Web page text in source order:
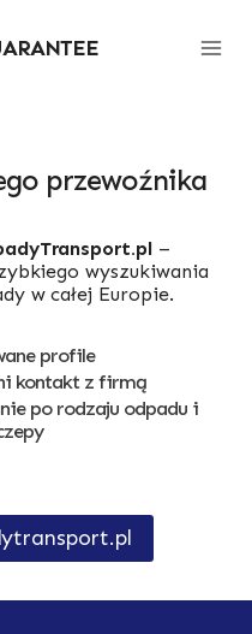
przewoźnika
–
wyszukiwania
w całej Europie.
profile
kontakt z firmą
po rodzaju odpadu i